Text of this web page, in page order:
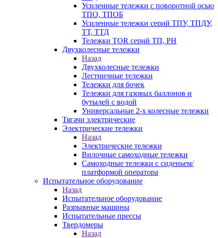
Усиленные тележки с поворотной осью
ТПО, ТПОБ
Усиленные тележки серий ТПУ, ТПДУ,
ТТ, ТТД
Тележки TOR серий ТП, PH
Двухколесные тележки
Назад
Двухколесные тележки
Лестничные тележки
Тележки для бочек
Тележки для газовых баллонов и
бутылей с водой
Универсальные 2-х колесные тележки
Тягачи электрические
Электрические тележки
Назад
Электрические тележки
Вилочные самоходные тележки
Самоходные тележки с сиденьем/
платформой оператора
Испытательное оборудование
Назад
Испытательное оборудование
Разрывные машины
Испытательные прессы
Твердомеры
Назад